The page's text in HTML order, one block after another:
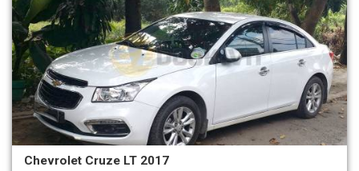
Chevrolet Cruze LT 2017